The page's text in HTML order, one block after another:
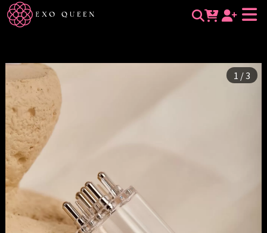
人源外泌體豐盈健髮安瓶專用｜煥泌育髮居家滾珠瓶 10ml | 煥
泌外泌體皇后｜EXO QUEEN｜煥泌生醫｜要用就用最好的
1 /3